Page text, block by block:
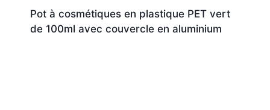
Pot à cosmétiques en plastique PET vert
de 100ml avec couvercle en aluminium